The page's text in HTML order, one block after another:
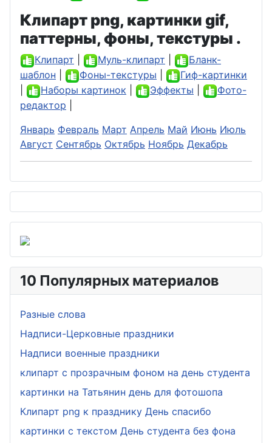
Клипарт png, картинки gif,
паттерны, фоны, текстуры .
Клипарт Муль-клипарт
Бланк-
шаблон
Фоны-текстуры
Гиф-картинки
Наборы картинок Эффекты
Фото-
редактор
Январь Февраль Март Апрель Май Июнь Июль
Август Сентябрь Октябрь Ноябрь Декабрь
10 Популярных материалов
Разные слова
Надписи-Церковные праздники
Надписи военные праздники
клипарт с прозрачным фоном на день студента
картинки на Татьянин день для фотошопа
Клипарт png к празднику День спасибо
картинки с текстом День студента без фона